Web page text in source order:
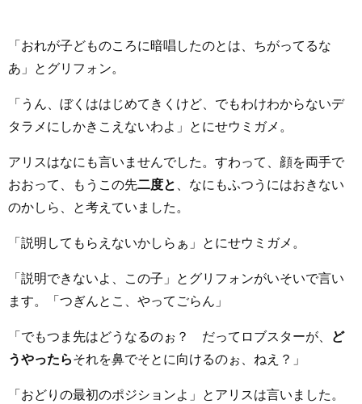
「おれが子どものころに暗唱したのとは、ちがってるな
あ」とグリフォン。
「うん、ぼくははじめてきくけど、でもわけわからないデ
タラメにしかきこえないわよ」とにせウミガメ。
アリスはなにも言いませんでした。すわって、顔を両手で
おおって、もうこの先二度と
、なにもふつうにはおきない
のかしら、と考えていました。
「説明してもらえないかしらぁ」とにせウミガメ。
「説明できないよ、この子」とグリフォンがいそいで言い
ます。「つぎんとこ、やってごらん」
「でもつま先はどうなるのぉ？ だってロブスターが、
ど
うやったらそれを鼻でそとに向けるのぉ、ねえ？」
「おどりの最初のポジションよ」とアリスは言いました。